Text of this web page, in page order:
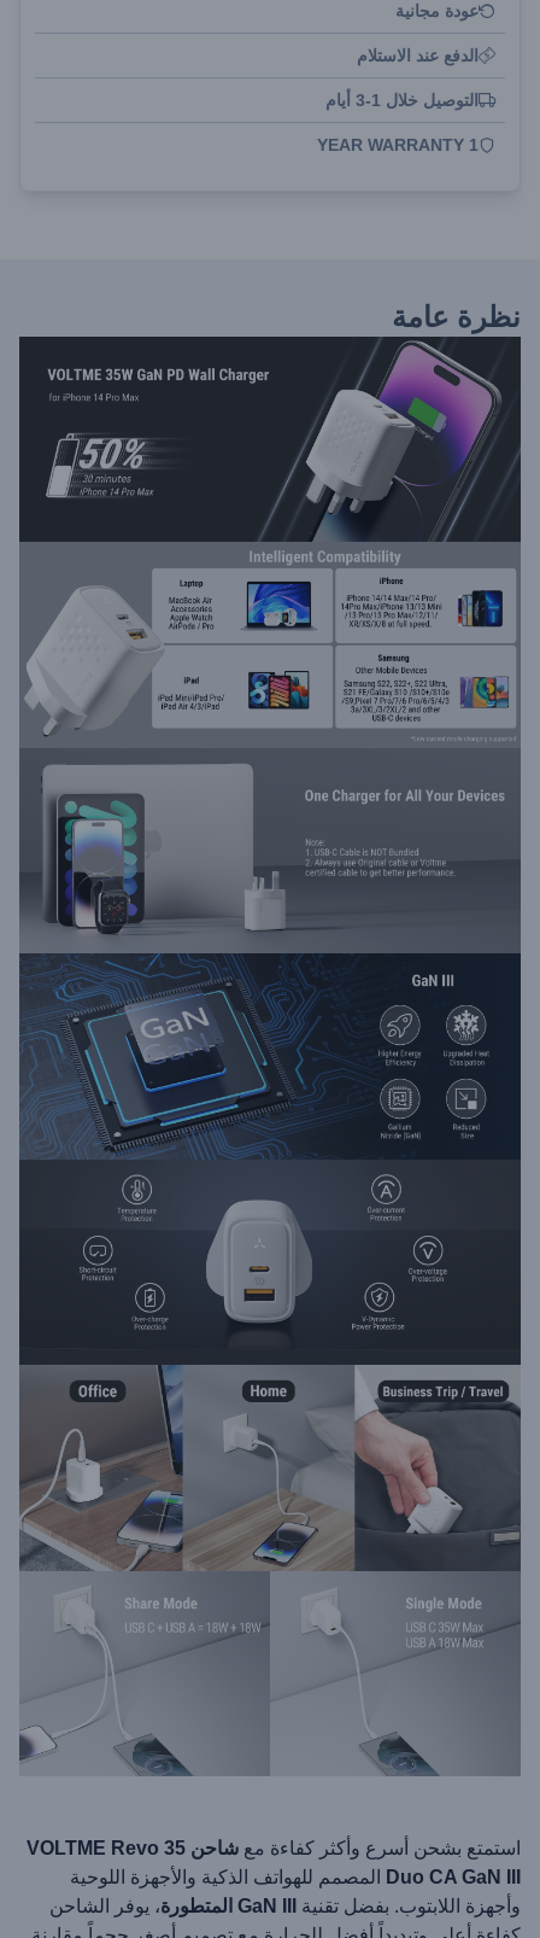
عودة مجانية
الدفع عند الاستلام
التوصيل خلال 1-3 أيام
1 YEAR WARRANTY
نظرة عامة
استمتع بشحن أسرع وأكثر كفاءة مع
شاحن VOLTME Revo 35
Duo CA GaN III
المصمم للهواتف الذكية والأجهزة اللوحية
وأجهزة اللابتوب. بفضل تقنية
GaN III المتطورة
، يوفر الشاحن